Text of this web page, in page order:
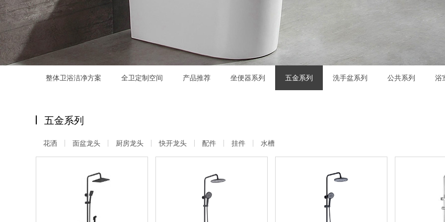
整体卫浴洁净方案 全卫定制空间 产品推荐 坐便器系列 五金系列 洗手盆系列 公共系列 浴
五金系列
花洒 面盆龙头 厨房龙头 快开龙头 配件 挂件 水槽